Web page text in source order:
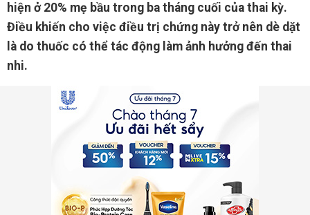
hiện ở 20% mẹ bầu trong ba tháng cuối của thai kỳ.
Điều khiến cho việc điều trị chứng này trở nên dè dặt
là do thuốc có thể tác động làm ảnh hưởng đến thai
nhi.